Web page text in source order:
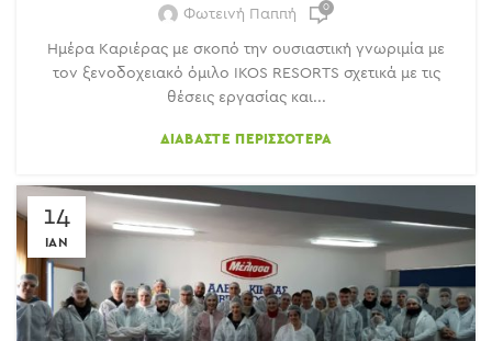
Φωτεινή Παππή 0
Ημέρα Καριέρας με σκοπό την ουσιαστική γνωριμία με
τον ξενοδοχειακό όμιλο IKOS RESORTS σχετικά με τις
θέσεις εργασίας και...
ΔΙΑΒΆΣΤΕ ΠΕΡΙΣΣΌΤΕΡΑ
14
ΙΑΝ